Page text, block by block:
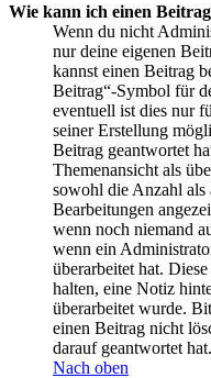
Wie kann ich einen
Wenn du nicht
nur deine eigenen
kannst einen Beitrag
Beitrag“-Symbol für
eventuell ist dies nur
seiner Erstellung
Beitrag geantwortet
Themenansicht als
sowohl die Anzahl als
Bearbeitungen
wenn noch niemand
wenn ein
überarbeitet hat.
halten, eine Notiz
überarbeitet wurde.
einen Beitrag nicht
darauf geantwortet hat.
Nach oben